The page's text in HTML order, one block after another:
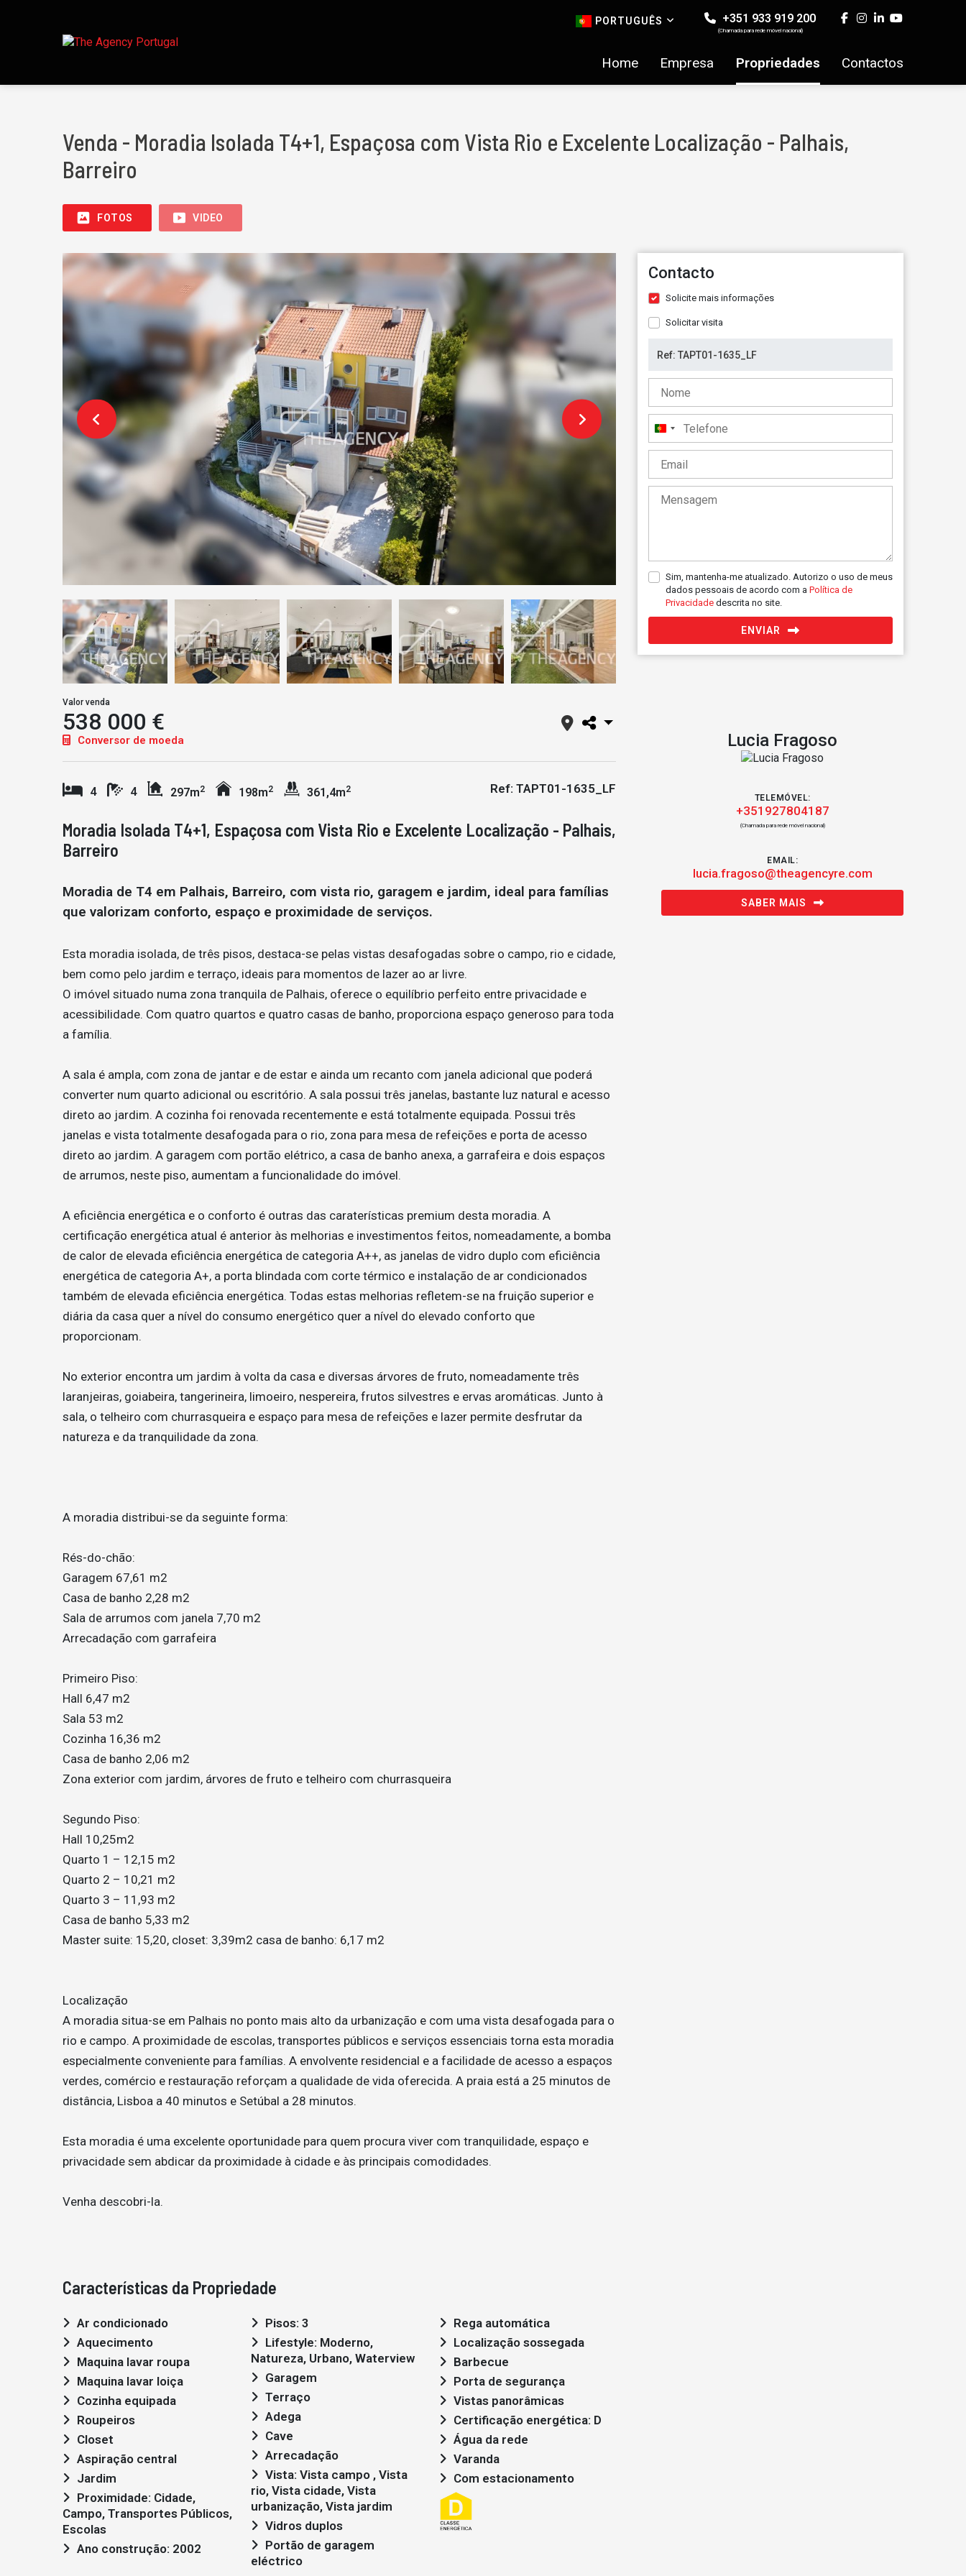
PORTUGUÊS +351 933 919 200
(Chamada para rede móvel nacional)
Home Empresa Propriedades Contactos
Venda - Moradia Isolada T4+1, Espaçosa com Vista Rio e Excelente Localização - Palhais,
Barreiro
FOTOS VIDEO
Valor venda
538 000 €
Conversor de moeda
4 4 297m2 198m2 361,4m2 Ref: TAPT01-1635_LF
Moradia Isolada T4+1, Espaçosa com Vista Rio e Excelente Localização - Palhais,
Barreiro
Moradia de T4 em Palhais, Barreiro, com vista rio, garagem e jardim, ideal para famílias
que valorizam conforto, espaço e proximidade de serviços.
Esta moradia isolada, de três pisos, destaca-se pelas vistas desafogadas sobre o campo, rio e cidade,
bem como pelo jardim e terraço, ideais para momentos de lazer ao ar livre.
O imóvel situado numa zona tranquila de Palhais, oferece o equilíbrio perfeito entre privacidade e
acessibilidade. Com quatro quartos e quatro casas de banho, proporciona espaço generoso para toda
a família.
A sala é ampla, com zona de jantar e de estar e ainda um recanto com janela adicional que poderá
converter num quarto adicional ou escritório. A sala possui três janelas, bastante luz natural e acesso
direto ao jardim. A cozinha foi renovada recentemente e está totalmente equipada. Possui três
janelas e vista totalmente desafogada para o rio, zona para mesa de refeições e porta de acesso
direto ao jardim. A garagem com portão elétrico, a casa de banho anexa, a garrafeira e dois espaços
de arrumos, neste piso, aumentam a funcionalidade do imóvel.
A eficiência energética e o conforto é outras das caraterísticas premium desta moradia. A
certificação energética atual é anterior às melhorias e investimentos feitos, nomeadamente, a bomba
de calor de elevada eficiência energética de categoria A++, as janelas de vidro duplo com eficiência
energética de categoria A+, a porta blindada com corte térmico e instalação de ar condicionados
também de elevada eficiência energética. Todas estas melhorias refletem-se na fruição superior e
diária da casa quer a nível do consumo energético quer a nível do elevado conforto que
proporcionam.
No exterior encontra um jardim à volta da casa e diversas árvores de fruto, nomeadamente três
laranjeiras, goiabeira, tangerineira, limoeiro, nespereira, frutos silvestres e ervas aromáticas. Junto à
sala, o telheiro com churrasqueira e espaço para mesa de refeições e lazer permite desfrutar da
natureza e da tranquilidade da zona.
A moradia distribui-se da seguinte forma:
Rés-do-chão:
Garagem 67,61 m2
Casa de banho 2,28 m2
Sala de arrumos com janela 7,70 m2
Arrecadação com garrafeira
Primeiro Piso:
Hall 6,47 m2
Sala 53 m2
Cozinha 16,36 m2
Casa de banho 2,06 m2
Zona exterior com jardim, árvores de fruto e telheiro com churrasqueira
Segundo Piso:
Hall 10,25m2
Quarto 1 – 12,15 m2
Quarto 2 – 10,21 m2
Quarto 3 – 11,93 m2
Casa de banho 5,33 m2
Master suite: 15,20, closet: 3,39m2 casa de banho: 6,17 m2
Localização
A moradia situa-se em Palhais no ponto mais alto da urbanização e com uma vista desafogada para o
rio e campo. A proximidade de escolas, transportes públicos e serviços essenciais torna esta moradia
especialmente conveniente para famílias. A envolvente residencial e a facilidade de acesso a espaços
verdes, comércio e restauração reforçam a qualidade de vida oferecida. A praia está a 25 minutos de
distância, Lisboa a 40 minutos e Setúbal a 28 minutos.
Esta moradia é uma excelente oportunidade para quem procura viver com tranquilidade, espaço e
privacidade sem abdicar da proximidade à cidade e às principais comodidades.
Venha descobri-la.
Características da Propriedade
Ar condicionado
Aquecimento
Maquina lavar roupa
Maquina lavar loiça
Cozinha equipada
Roupeiros
Closet
Aspiração central
Jardim
Campo, Transportes Públicos,
Escolas
Ano construção: 2002
Pisos: 3
Natureza, Urbano, Waterview
Garagem
Terraço
Adega
Cave
Arrecadação
rio, Vista cidade, Vista
urbanização, Vista jardim
Vidros duplos
eléctrico
Rega automática
Localização sossegada
Barbecue
Porta de segurança
Vistas panorâmicas
Certificação energética: D
Água da rede
Varanda
Com estacionamento
Contacto
Solicite mais informações
Solicitar visita
Portugal
+351
Sim, mantenha-me atualizado. Autorizo o uso de meus
dados pessoais de acordo com a Política de
Privacidade descrita no site.
ENVIAR
Lucia Fragoso
TELEMÓVEL:
+351927804187
(Chamada para rede móvel nacional)
EMAIL:
lucia.fragoso@theagencyre.com
SABER MAIS